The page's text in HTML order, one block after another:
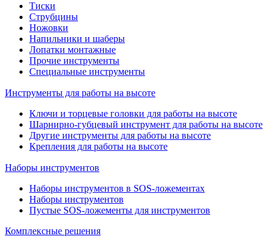
Тиски
Струбцины
Ножовки
Напильники и шаберы
Лопатки монтажные
Прочие инструменты
Специальные инструменты
Инструменты для работы на высоте
Ключи и торцевые головки для работы на высоте
Шарнирно-губцевый инструмент для работы на высоте
Другие инструменты для работы на высоте
Крепления для работы на высоте
Наборы инструментов
Наборы инструментов в SOS-ложементах
Наборы инструментов
Пустые SOS-ложементы для инструментов
Комплексные решения